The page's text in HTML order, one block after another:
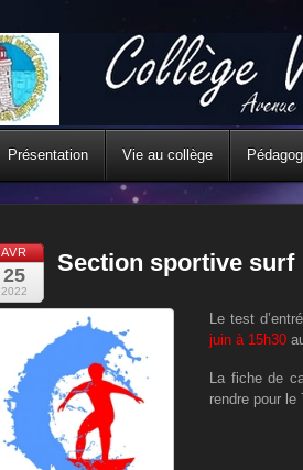
Présentation Vie au collège
AVR
25
2022
Section sportive surf
Le test
juin à 15h30
La fiche de
rendre pour